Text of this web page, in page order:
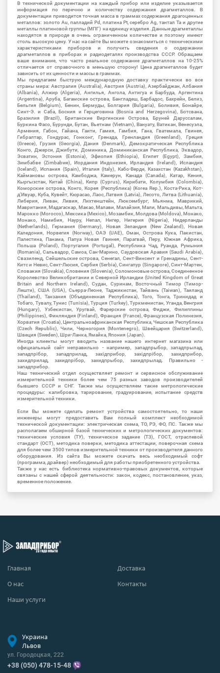
В технической документации на каждый прибор или изделие указывается
информация по перечню и количеству содержания драгметаллов. В
документации приводится точная масса в граммах содержания драгоценных
металлов: золото Au, палладий Pd, платина Pt, серебро Ag, тантал Ta и другие
металлы платиновой группы (МПГ) на единицу изделия. Данные драгметаллы
находятся в природе в очень ограниченном количестве и поэтому имеют
столь высокую цену. У нас на сайте Вы можете ознакомиться с техническими
характеристиками приборов и получить сведения о содержании
драгметаллов в приборах и радиодеталях производства СССР. Обращаем
ваше внимание, что часто реальное содержание драгметаллов на 10-25%
отличается от справочного в меньшую сторону! Цена драгметаллов будет
зависить от их ценности и массы в граммах.
Мы предлагаем быструю международную доставку практически во все
страны мира: Австралия (Australia), Австрия (Austria), Азербайджан, Албания
(Albania), Алжир (Algeria), Ангилья, Ангола, Антигуа и Барбуда, Аргентина
(Argentina), Аруба, Багамские острова, Бангладеш, Барбадос, Бахрейн, Белиз,
Бельгия (Belgium), Бенин, Бермуды, Болгария (Bulgaria), Боливия, Бонайре,
Синт-Э. и Саба, Босния и Герцеговина (Bosnia and Herzegovina), Ботсвана,
Бразилия (Brazil), Британские Виргинские Острова, Бруней Даруссалам,
Буркина Фасо, Бурунди, Бутан, Вьетнам (Vietnam), Вануату, Ватикан, Венесуэла,
Армения, Габон, Гайана, Гаити, Гамия, Гамбия, Гана, Гватемала, Гвинея,
Гибралтар, Гондурас, Гонконг, Гренада, Гренландия (Greenland), Греция
(Greece), Грузия (Georgia), Дания (Denmark), Демократическая Республика
Конго, Джерси, Джибути, Доминика, Доминиканская Республика, Эквадор,
Эсватин, Эстония (Estonia), Эфиопия (Ethiopia), Египет (Egypt), Замбия,
Зимбабве (Zimbabwe), Иордания Индонезия, Ирландия (Ireland), Исландия
(Iceland), Испания (Spain), Италия (Italy), Кабо-Верде, Казахстан (Kazakhstan),
Каймановы острова, Камбоджа, Камерун, Канада (Canada), Катар, Кения,
Кыргызстан, Китай (China), Кипр (Cyprus), Кирибати, Колумбия (Colombia),
Коморские острова, Конго, Корея (Республика) (Korea Rep.), Коста-Рика, Кот-
д'Ивуар, Куба, Кувейт, Кюрасао, Лаос, Латвия (Latvia), Лесото, Литва (Lithuania),
Либерия, Ливан, Ливия, Лихтенштейн, Люксембург, Мьянма, Маврикий,
Мавритания, Мадагаскар, Макао, Малави, Малайзия, Мали, Мальдивы, Мальта,
Марокко (Morocco), Мексика (Mexico), Мозамбик, Молдова (Moldova), Монако,
Монако, Намибия, Науру, Непал, Нигер, Нигерия (Nigeria), Нидерланды
(Netherlands), Германия (Germany), Новая Зеландия (New Zealand), Новая
Каледония, Норвегия (Norway), ОАЭ (UAE), Оман, Острова Кука, Пакистан,
Палестина, Панама, Папуа Новая Гвинея, Парагвай, Перу, Южная Африка,
Польша (Poland), Португалия (Portugal), Республика Чад, Руанда, Румыния
(Romania), Сальвадор, Самоа, Сан-Марино, Саудовская Аравия (Saudi Arabia),
Свазиленд, Сейшельские острова, Сенегал, Сент-Винсент и Гренадины, Сент-
Китс и Невис, Сент-Люсия, Сербия (Serbia), Сингапур (Singapore), Синт-Мартен,
Словакия (Slovakia), Словения (Slovenia), Соломоновые острова, Соединенное
Королевство Великобритании и Северной Ирландии (United Kingdom of Great
Britain and Northern Ireland), Судан, Суринам, Восточный Тимор (Тимор-
Лешти), США (USA), Сьерра-Леоне, Таджикистан, Тайвань (Taiwan), Таиланд
(Thailand), Танзания (Объединенная Республика), Того, Тонга, Тринидад и
Тобаго, Тувалу, Тунис (Tunisia), Турция (Turkey), Туркменистан, Уганда, Венгрия
(Hungary), Узбекистан, Уругвай, Фарерские острова, Фиджи, Филиппины
(Philippines), Финляндия (Finland), Франция (France), Французская Полинезия,
Хорватия (Croatia), Центральноафриканская Республика, Чешская Республика
(Czech Republic), Чили, Черногория (Montenegro), Швейцария (Switzerland),
Швеция (Sweden), Шри-Ланка, Ямайка, Япония (Japan).
Иногда клиенты могут вводить название нашего интернет магазина или
официальный сайт неправильно - например, западпрыбор, западпрылад,
западпрібор, западприлад, західприбор, західпрібор, захидприбор,
захидприлад, захидпрібор, захидпрыбор, захидпрылад. Правильно -
западприбор.
Наш технический отдел осуществляет ремонт и сервисное обслуживание
измерительной техники более чем 75 разных заводов производителей
бывшего СССР и СНГ. Также мы осуществляем такие метрологические
процедуры: калибровка, тарирование, градуирование, испытание средств
измерительной техники.
Если Вы можете сделать ремонт устройства самостоятельно, то наши
инженеры могут предоставить Вам полный комплект необходимой
технической документации: электрическая схема, ТО, РЭ, ФО, ПС. Также мы
располагаем обширной базой технических и метрологических документов:
технические условия (ТУ), техническое задание (ТЗ), ГОСТ, отраслевой
стандарт (ОСТ), методика поверки, методика аттестации, поверочная схема
для более чем 3500 типов измерительной техники от производителя данного
оборудования. Из сайта Вы можете скачать весь необходимый софт
(программа, драйвер) необходимый для работы приобретенного устройства.
Также у нас есть библиотека нормативно-правовых документов, которые
связаны с нашей сферой деятельности: закон, кодекс, постановление, указ,
временное положение.
Главная
Доставка
О нас
Контакты
Наши услуги
Украина
Львов
ул. Городоцкая, 222
+38 (050) 478-15-48